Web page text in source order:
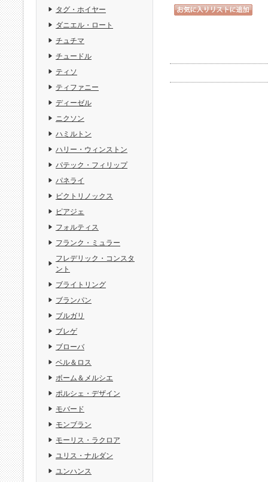
タグ・ホイヤー
ダニエル・ロート
チュチマ
チュードル
ティソ
ティファニー
ディーゼル
ニクソン
ハミルトン
ハリー・ウィンストン
パテック・フィリップ
パネライ
ビクトリノックス
ピアジェ
フォルティス
フランク・ミュラー
フレデリック・コンスタ
ント
ブライトリング
ブランパン
ブルガリ
ブレゲ
ブローバ
ベル＆ロス
ボーム＆メルシエ
ポルシェ・デザイン
モバード
モンブラン
モーリス・ラクロア
ユリス・ナルダン
ユンハンス